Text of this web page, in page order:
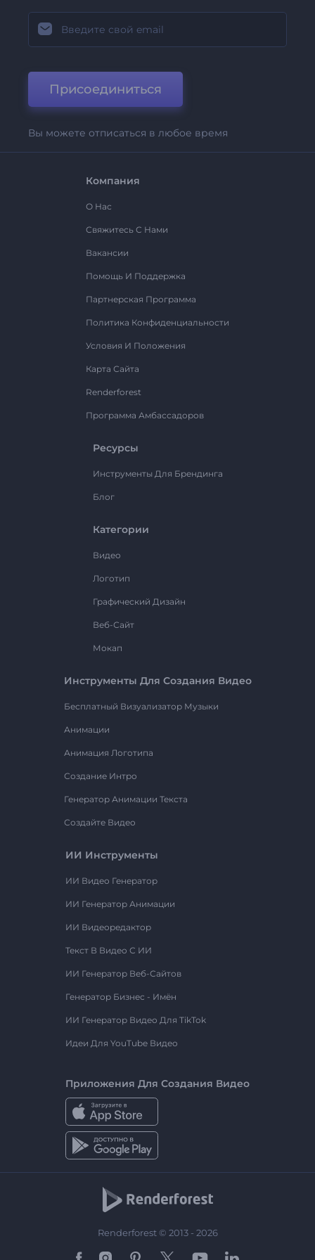
Присоединиться
Вы можете отписаться в любое время
Компания
О Нас
Свяжитесь С Нами
Вакансии
Помощь И Поддержка
Партнерская Программа
Политика Конфиденциальности
Условия И Положения
Карта Сайта
Renderforest
Программа Амбассадоров
Ресурсы
Инструменты Для Брендинга
Блог
Категории
Видео
Логотип
Графический Дизайн
Веб-Сайт
Мокап
Инструменты Для Создания Видео
Бесплатный Визуализатор Музыки
Анимации
Анимация Логотипа
Создание Интро
Генератор Анимации Текста
Создайте Видео
ИИ Инструменты
ИИ Видео Генератор
ИИ Генератор Анимации
ИИ Видеоредактор
Текст В Видео С ИИ
ИИ Генератор Веб-Сайтов
Генератор Бизнес - Имён
ИИ Генератор Видео Для TikTok
Идеи Для YouTube Видео
Приложения Для Создания Видео
Renderforest © 2013 - 2026